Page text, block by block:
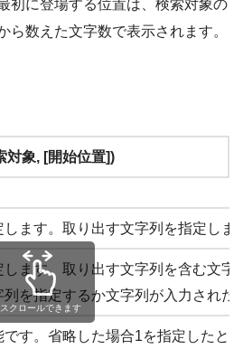
初に登場する位置は、検索対象の
ら数えた文字数で表示されます。
対象, [開始位置])
します。取り出す文字列を指定しま
します。取り出す文字列を含む文字
列を指定するか文字列が入力され
です。省略した場合1を指定したと
スクロールできます